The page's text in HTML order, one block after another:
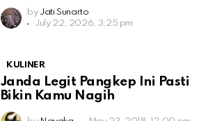
by Jati Sunarto
July 22, 2026, 3:25 pm
KULINER
Janda Legit Pangkep Ini Pasti
Bikin Kamu Nagih